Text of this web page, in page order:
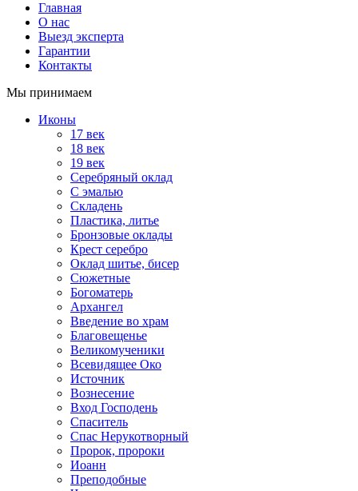
Главная
О нас
Выезд эксперта
Гарантии
Контакты
Мы принимаем
Иконы
17 век
18 век
19 век
Серебряный оклад
С эмалью
Складень
Пластика, литье
Бронзовые оклады
Крест серебро
Оклад шитье, бисер
Сюжетные
Богоматерь
Архангел
Введение во храм
Благовещенье
Великомученики
Всевидящее Око
Источник
Вознесение
Вход Господень
Спаситель
Спас Нерукотворный
Пророк, пророки
Иоанн
Преподобные